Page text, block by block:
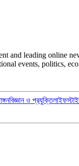
and leading online
events, politics,
বিজ্ঞান ও প্রযুক্তি